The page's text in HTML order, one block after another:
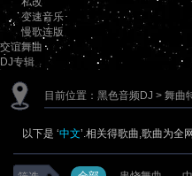
变速音乐
慢歌连版
交谊舞曲
DJ专辑
目前位置： 黑色音频DJ > 舞曲
以下是 ‘中文’.相关得歌曲,歌曲为全